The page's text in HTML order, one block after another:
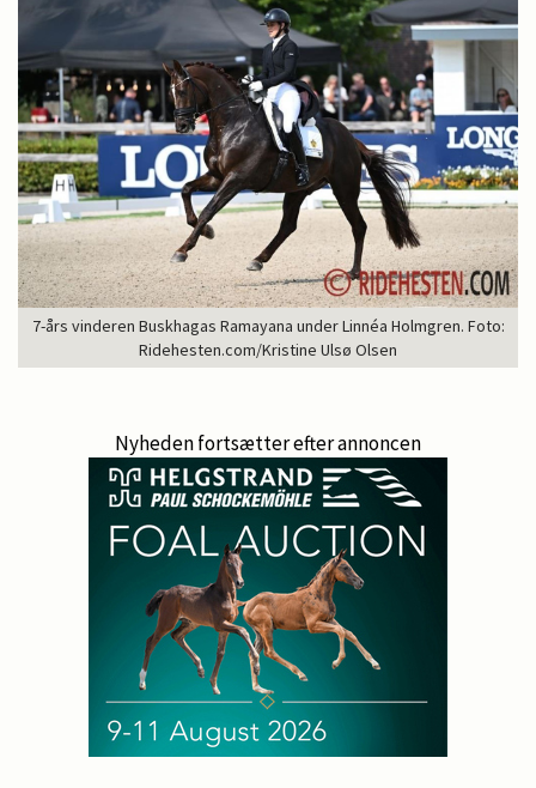
7-års vinderen Buskhagas Ramayana under Linnéa Holmgren. Foto:
Ridehesten.com/Kristine Ulsø Olsen
Nyheden fortsætter efter annoncen